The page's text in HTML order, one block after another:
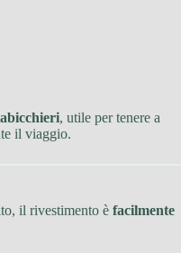
, utile per tenere a
il viaggio.
il rivestimento è facilmente